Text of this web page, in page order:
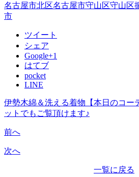
名古屋市北区名古屋市守山区守山区
市
ツイート
シェア
Google+1
はてブ
pocket
LINE
伊勢木綿＆洗える着物【本日のコー
ットでもご覧頂けます♪
前へ
次へ
一覧に戻る